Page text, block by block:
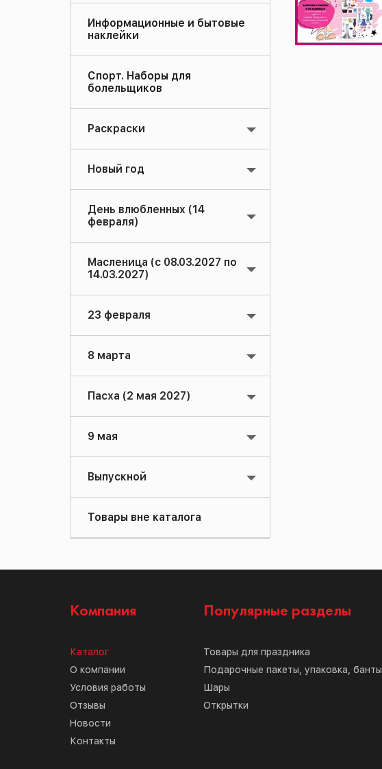
Информационные и бытовые
наклейки
Спорт. Наборы для
болельщиков
Раскраски
Новый год
День влюбленных (14
февраля)
Масленица (с 08.03.2027 по
14.03.2027)
23 февраля
8 марта
Пасха (2 мая 2027)
9 мая
Выпускной
Товары вне каталога
Компания
Каталог
О компании
Условия работы
Отзывы
Новости
Контакты
Популярные разделы
Товары для праздника
Подарочные пакеты, упаковка, банты
Шары
Открытки